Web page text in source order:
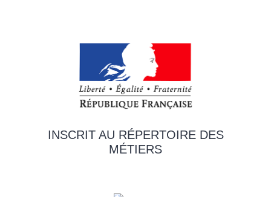
INSCRIT AU RÉPERTOIRE DES
MÉTIERS